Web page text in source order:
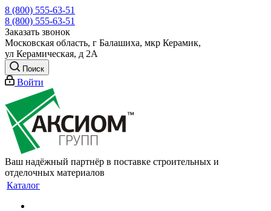
8 (800) 555-63-51
8 (800) 555-63-51
Заказать звонок
Московская область, г Балашиха, мкр Керамик,
ул Керамическая, д 2А
Поиск
Войти
Ваш надёжный партнёр в поставке строительных и
отделочных материалов
Каталог